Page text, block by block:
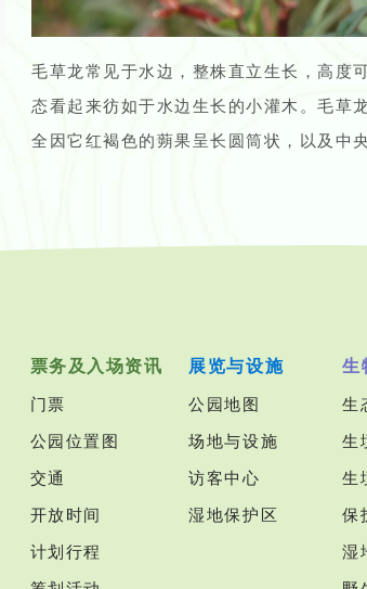
毛草龙常见于水边，整株直立生长，高度
态看起来彷如于水边生长的小灌木。毛草
全因它红褐色的蒴果呈长圆筒状，以及中
票务及入场资讯
门票
公园位置图
交通
开放时间
计划行程
展览与设施
公园地图
场地与设施
访客中心
湿地保护区
生
生
生
生
保
湿